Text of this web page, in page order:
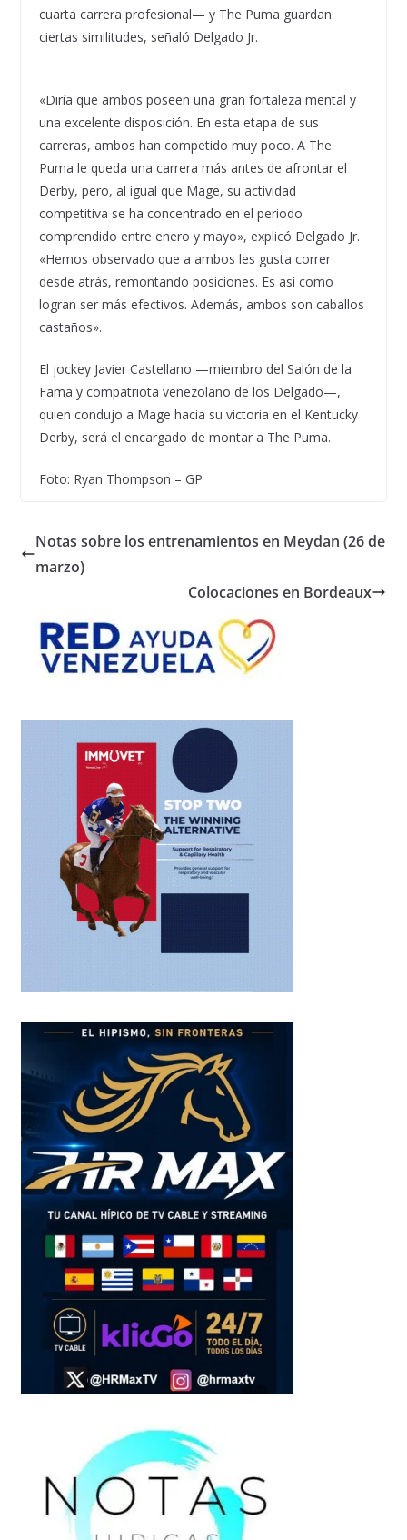
cuarta carrera profesional— y The Puma guardan
ciertas similitudes, señaló Delgado Jr.
«Diría que ambos poseen una gran fortaleza mental y
una excelente disposición. En esta etapa de sus
carreras, ambos han competido muy poco. A The
Puma le queda una carrera más antes de afrontar el
Derby, pero, al igual que Mage, su actividad
competitiva se ha concentrado en el periodo
comprendido entre enero y mayo», explicó Delgado Jr.
«Hemos observado que a ambos les gusta correr
desde atrás, remontando posiciones. Es así como
logran ser más efectivos. Además, ambos son caballos
castaños».
El jockey Javier Castellano —miembro del Salón de la
Fama y compatriota venezolano de los Delgado—,
quien condujo a Mage hacia su victoria en el Kentucky
Derby, será el encargado de montar a The Puma.
Foto: Ryan Thompson – GP
Notas sobre los entrenamientos en Meydan (26 de
marzo)
Colocaciones en Bordeaux